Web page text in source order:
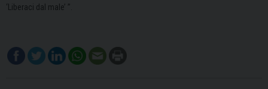
‘Liberaci dal male’ ”.